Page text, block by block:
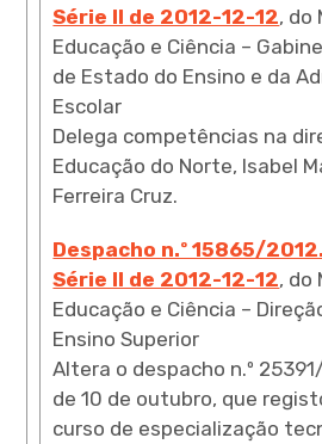
Série II de 2012-12-12, do
Educação e Ciência –
de Estado do Ensino e da
Escolar
Delega competências na
Educação do Norte, Isabel
Ferreira Cruz.
Despacho n.º 15865/
Série II de 2012-12-12, do
Educação e Ciência –
Ensino Superior
Altera o despacho n.º
de 10 de outubro, que
curso de especialização